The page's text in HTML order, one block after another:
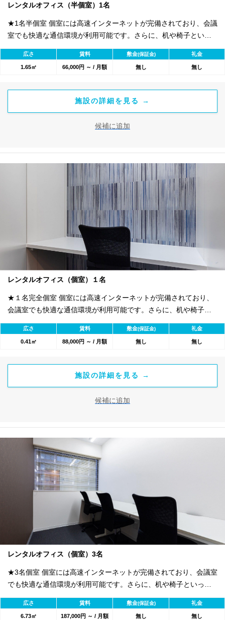
レンタルオフィス（半個室）1名
★1名半個室 個室には高速インターネットが完備されており、会議
室でも快適な通信環境が利用可能です。さらに、机や椅子といっ
たオフィス家具も無料で設置されているため、初期費用を大幅に
抑えることができます。オフィスに必要な設備が整っているの
で、入居後すぐに業務を開始することが可能です。
広さ 賃料 敷金(保証金) 礼金
1.65㎡ 66,000円 ～ / 月額 無し 無し
施設の詳細を見る →
候補に追加
レンタルオフィス（個室）１名
★１名完全個室 個室には高速インターネットが完備されており、
会議室でも快適な通信環境が利用可能です。さらに、机や椅子と
いったオフィス家具も無料で設置されているため、初期費用を大
幅に抑えることができます。オフィスに必要な設備が整っている
ので、入居後すぐに業務を開始することが可能です。
広さ 賃料 敷金(保証金) 礼金
0.41㎡ 88,000円 ～ / 月額 無し 無し
施設の詳細を見る →
候補に追加
レンタルオフィス（個室）3名
★3名個室 個室には高速インターネットが完備されており、会議室
でも快適な通信環境が利用可能です。さらに、机や椅子といった
オフィス家具も無料で設置されているため、初期費用を大幅に抑
えることができます。オフィスに必要な設備が整っているので、
広さ 賃料 敷金(保証金) 礼金
6.73㎡ 187,000円 ～ / 月額 無し 無し